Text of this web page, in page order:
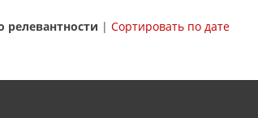
релевантности | Сортировать по дате